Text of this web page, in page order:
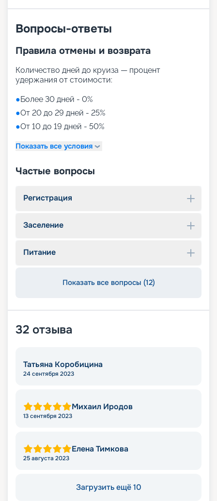
Вопросы-ответы
Правила отмены и возврата
Количество дней до круиза — процент
удержания от стоимости:
●Более 30 дней - 0%
●От 20 до 29 дней - 25%
●От 10 до 19 дней - 50%
Показать все условия
Частые вопросы
Регистрация
Заселение
Питание
Показать все вопросы (12)
32 отзыва
Татьяна Коробицина
24 сентября 2023
Михаил Иродов
13 сентября 2023
Елена Тимкова
25 августа 2023
Загрузить ещё 10